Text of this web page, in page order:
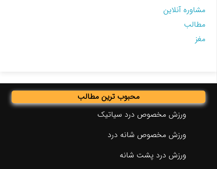
مشاوره آنلاین
مطالب
مغز
محبوب ترین مطالب
ورزش مخصوص درد سیاتیک
ورزش مخصوص شانه درد
ورزش درد پشت شانه